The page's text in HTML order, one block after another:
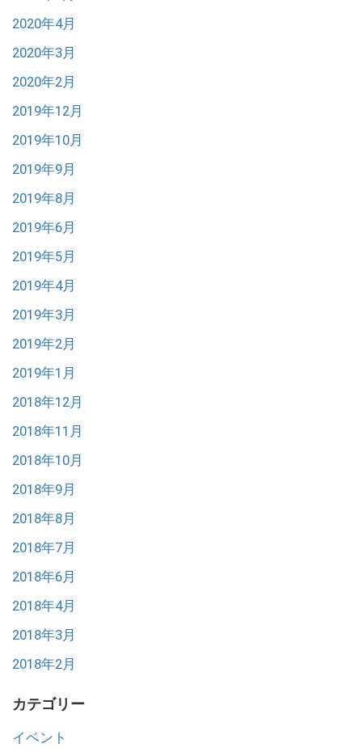
2020年4月
2020年3月
2020年2月
2019年12月
2019年10月
2019年9月
2019年8月
2019年6月
2019年5月
2019年4月
2019年3月
2019年2月
2019年1月
2018年12月
2018年11月
2018年10月
2018年9月
2018年8月
2018年7月
2018年6月
2018年4月
2018年3月
2018年2月
カテゴリー
イベント